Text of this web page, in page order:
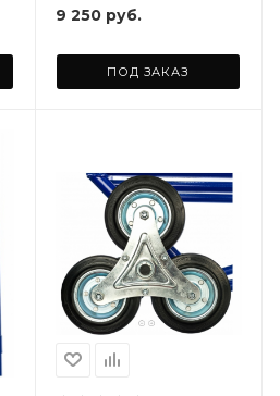
мм. (2шт)
9 250 руб.
ПОД ЗАКАЗ